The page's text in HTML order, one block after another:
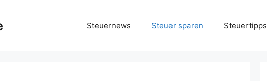
Steuernews Steuer sparen Steuertipps